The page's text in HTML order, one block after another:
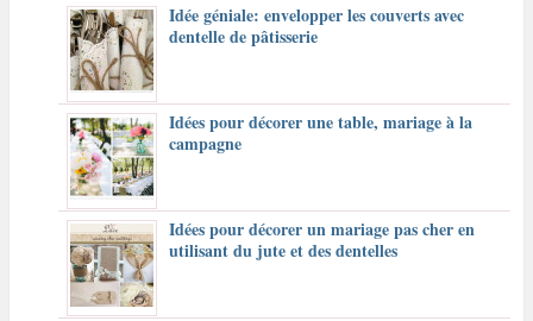
Idée géniale: envelopper les couverts avec
dentelle de pâtisserie
Idées pour décorer une table, mariage à la
campagne
Idées pour décorer un mariage pas cher en
utilisant du jute et des dentelles